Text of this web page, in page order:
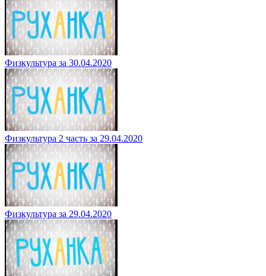
Физкультура за 30.04.2020
Физкультура 2 часть за 29.04.2020
Физкультура за 29.04.2020